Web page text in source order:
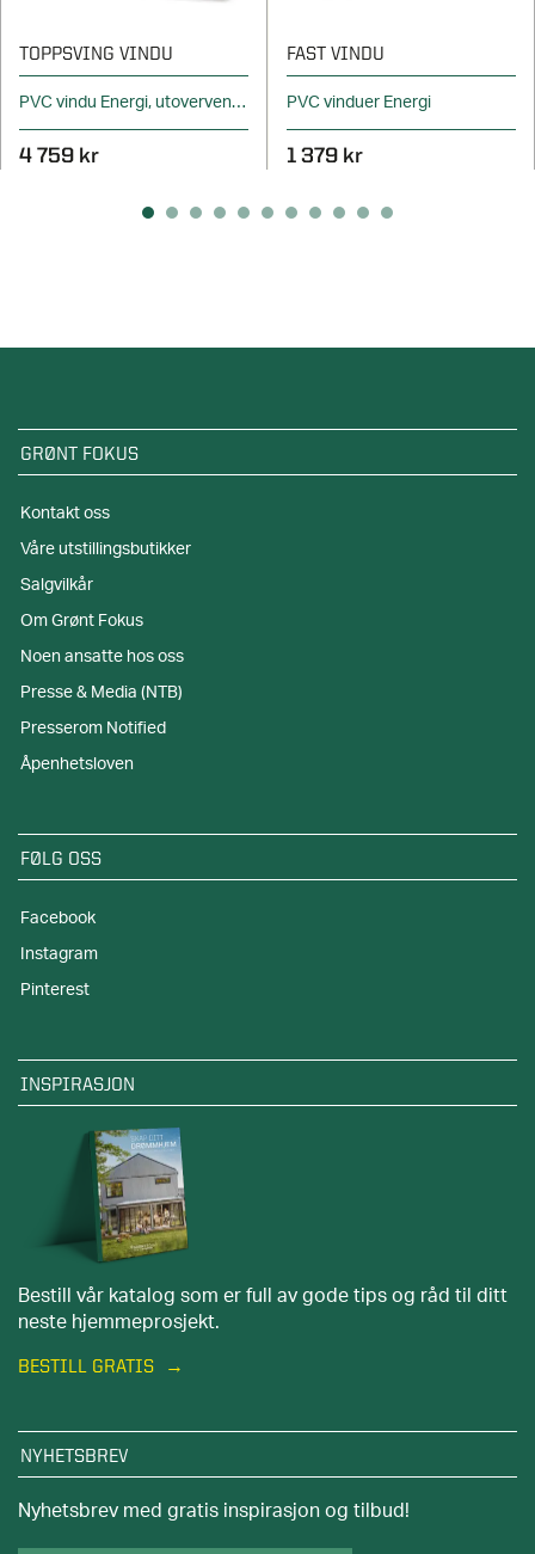
TOPPSVING VINDU
PVC vindu Energi, utovervendt
4 759 kr
FAST VINDU
PVC vinduer Energi
1 379 kr
GRØNT FOKUS
Kontakt oss
Våre utstillingsbutikker
Salgvilkår
Om Grønt Fokus
Noen ansatte hos oss
Presse & Media (NTB)
Presserom Notified
Åpenhetsloven
FØLG OSS
Facebook
Instagram
Pinterest
INSPIRASJON
Bestill vår katalog som er full av gode tips og råd til ditt
neste hjemmeprosjekt.
BESTILL GRATIS
NYHETSBREV
Nyhetsbrev med gratis inspirasjon og tilbud!